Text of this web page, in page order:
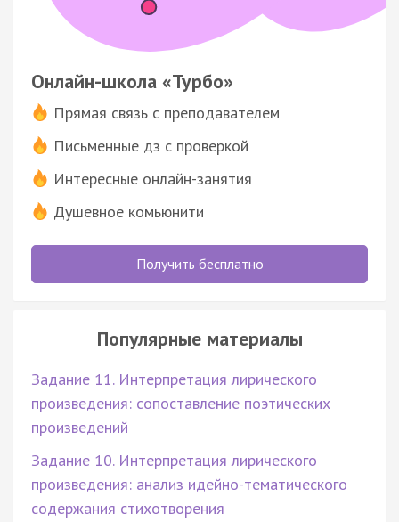
Онлайн-школа «Турбо»
Прямая связь с преподавателем
Письменные дз с проверкой
Интересные онлайн-занятия
Душевное комьюнити
Получить бесплатно
Популярные материалы
Задание 11. Интерпретация лирического
произведения: сопоставление поэтических
произведений
Задание 10. Интерпретация лирического
произведения: анализ идейно-тематического
содержания стихотворения